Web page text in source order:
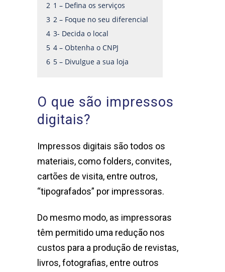
2 1 – Defina os serviços
3 2 – Foque no seu diferencial
4 3- Decida o local
5 4 – Obtenha o CNPJ
6 5 – Divulgue a sua loja
O que são impressos
digitais?
Impressos digitais são todos os
materiais, como folders, convites,
cartões de visita, entre outros,
“tipografados” por impressoras.
Do mesmo modo, as impressoras
têm permitido uma redução nos
custos para a produção de revistas,
livros, fotografias, entre outros